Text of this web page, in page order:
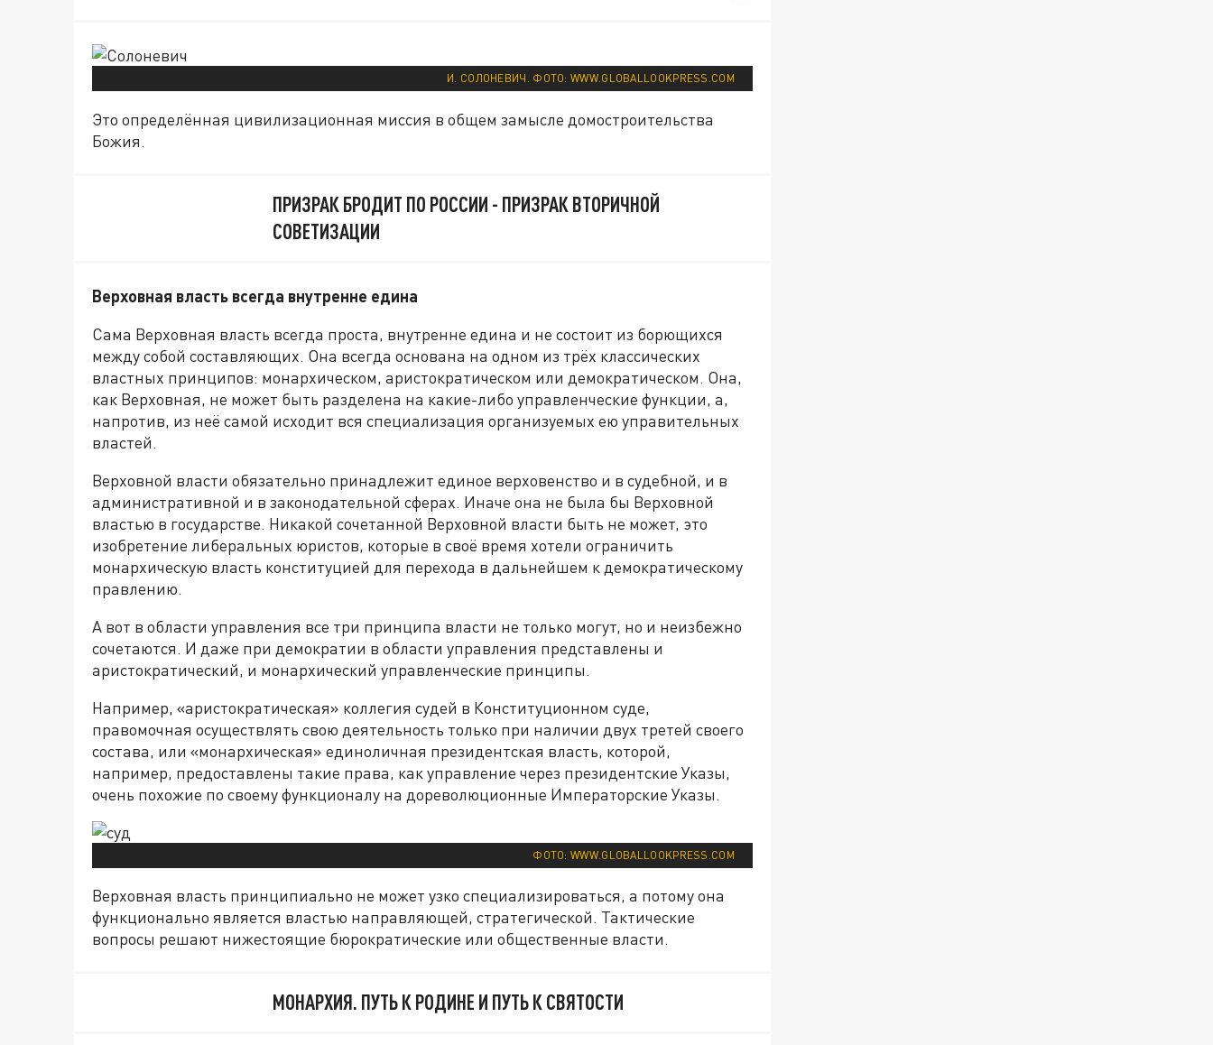
И. СОЛОНЕВИЧ. ФОТО: WWW.GLOBALLOOKPRESS.COM
Это определённая цивилизационная миссия в общем замысле домостроительства
Божия.
ПРИЗРАК БРОДИТ ПО РОССИИ - ПРИЗРАК ВТОРИЧНОЙ
СОВЕТИЗАЦИИ
Верховная власть всегда внутренне едина
Сама Верховная власть всегда проста, внутренне едина и не состоит из борющихся
между собой составляющих. Она всегда основана на одном из трёх классических
властных принципов: монархическом, аристократическом или демократическом. Она,
как Верховная, не может быть разделена на какие-либо управленческие функции, а,
напротив, из неё самой исходит вся специализация организуемых ею управительных
властей.
Верховной власти обязательно принадлежит единое верховенство и в судебной, и в
административной и в законодательной сферах. Иначе она не была бы Верховной
властью в государстве. Никакой сочетанной Верховной власти быть не может, это
изобретение либеральных юристов, которые в своё время хотели ограничить
монархическую власть конституцией для перехода в дальнейшем к демократическому
правлению.
А вот в области управления все три принципа власти не только могут, но и неизбежно
сочетаются. И даже при демократии в области управления представлены и
аристократический, и монархический управленческие принципы.
Например, «аристократическая» коллегия судей в Конституционном суде,
правомочная осуществлять свою деятельность только при наличии двух третей своего
состава, или «монархическая» единоличная президентская власть, которой,
например, предоставлены такие права, как управление через президентские Указы,
очень похожие по своему функционалу на дореволюционные Императорские Указы.
ФОТО: WWW.GLOBALLOOKPRESS.COM
Верховная власть принципиально не может узко специализироваться, а потому она
функционально является властью направляющей, стратегической. Тактические
вопросы решают нижестоящие бюрократические или общественные власти.
МОНАРХИЯ. ПУТЬ К РОДИНЕ И ПУТЬ К СВЯТОСТИ